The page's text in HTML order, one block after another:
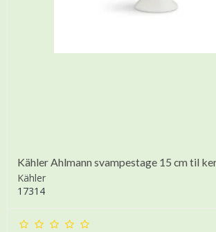
Kähler Ahlmann svampestage 15 cm til
Kähler
17314